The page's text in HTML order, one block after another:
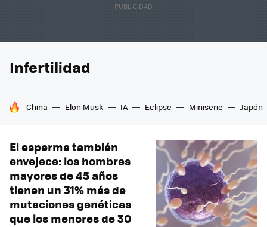
Infertilidad
HOY SE HABLA DE
China Elon Musk IA Eclipse Miniserie Japón
El esperma también
envejece: los hombres
mayores de 45 años
tienen un 31% más de
mutaciones genéticas
que los menores de 30